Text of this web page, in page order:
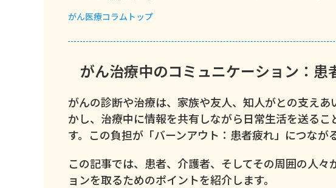
がん医療コラムトップ
がん治療中のコミュニケーション：患
がんの診断や治療は、家族や友人、知人がとの支え
かし、治療中に情報を共有しながら日常生活を送る
す。この負担が「バーンアウト：患者疲れ」につなが
この記事では、患者、介護者、そしてその周囲の人
ョンを取るためのポイントを紹介します。